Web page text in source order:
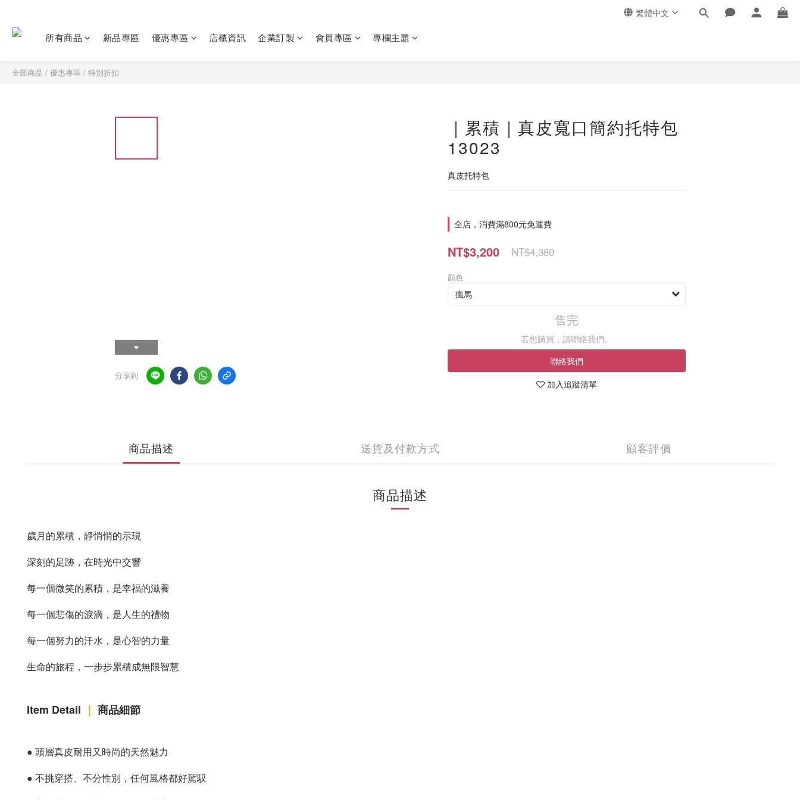
繁體中文
所有商品 新品專區 優惠專區 店櫃資訊 企業訂製 會員專區 專欄主題
全部商品 / 優惠專區 / 特別折扣
分享到
｜累積｜真皮寬口簡約托特包
13023
真皮托特包
全店，消費滿800元免運費
NT$3,200 NT$4,380
顏色
售完
若想購買，請聯絡我們。
聯絡我們
加入追蹤清單
商品描述 送貨及付款方式 顧客評價
商品描述
歲月的累積，靜悄悄的示現
深刻的足跡，在時光中交響
每一個微笑的累積，是幸福的滋養
每一個悲傷的淚滴，是人生的禮物
每一個努力的汗水，是心智的力量
生命的旅程，一步步累積成無限智慧
Item Detail ｜ 商品細節
● 頭層真皮耐用又時尚的天然魅力
● 不挑穿搭、不分性別，任何風格都好駕馭